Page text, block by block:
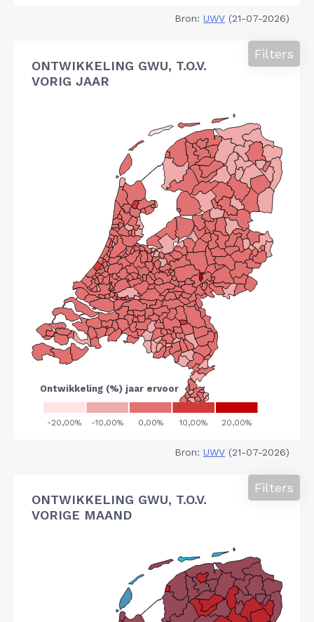
Bron: UWV (21-07-2026)
ONTWIKKELING GWU, T.O.V.
VORIG JAAR
Filters
Bron: UWV (21-07-2026)
ONTWIKKELING GWU, T.O.V.
VORIGE MAAND
Filters